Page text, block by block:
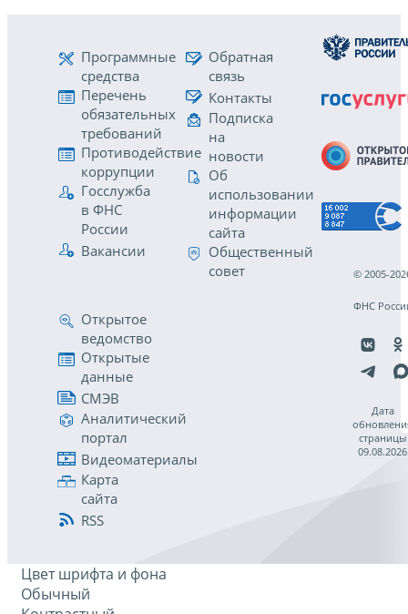
Программные
средства
Перечень
обязательных
требований
Противодействие
коррупции
Госслужба
в ФНС
России
Вакансии
Обратная
связь
Контакты
Подписка
на
новости
Об
использовании
информации
сайта
Общественный
совет
Открытое
ведомство
Открытые
данные
СМЭВ
Аналитический
портал
Видеоматериалы
Карта
сайта
RSS
© 2005-
ФНС
Дата
страницы
09.08.2026
Цвет шрифта и фона
Обычный